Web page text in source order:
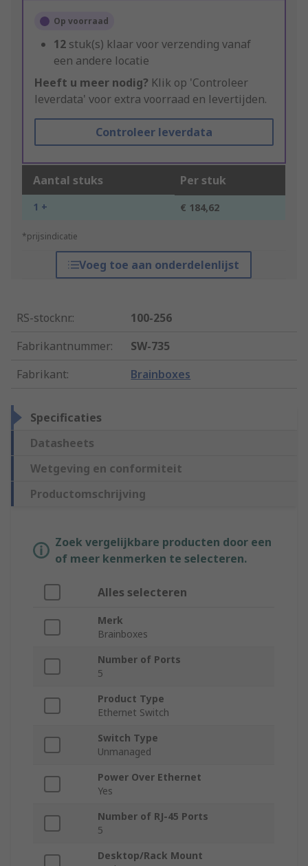
Op voorraad
12 stuk(s) klaar voor verzending vanaf
een andere locatie
Heeft u meer nodig? Klik op 'Controleer
leverdata' voor extra voorraad en levertijden.
Controleer leverdata
Aantal stuks Per stuk
1 + € 184,62
*prijsindicatie
Voeg toe aan onderdelenlijst
RS-stocknr.:
100-256
Fabrikantnummer:
SW-735
Fabrikant: Brainboxes
Specificaties
Datasheets
Wetgeving en conformiteit
Productomschrijving
Zoek vergelijkbare producten door een
of meer kenmerken te selecteren.
Alles selecteren
Merk
Brainboxes
Number of Ports
5
Product Type
Ethernet Switch
Switch Type
Unmanaged
Power Over Ethernet
Yes
Number of RJ-45 Ports
5
Desktop/Rack Mount